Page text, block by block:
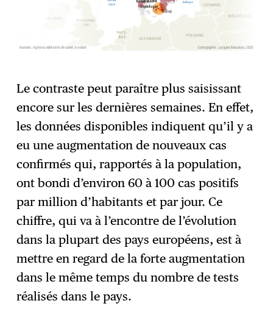
Le contraste peut paraître plus saisissant
encore sur les dernières semaines. En effet,
les données disponibles indiquent qu’il y a
eu une augmentation de nouveaux cas
confirmés qui, rapportés à la population,
ont bondi d’environ 60 à 100 cas positifs
par million d’habitants et par jour. Ce
chiffre, qui va à l’encontre de l’évolution
dans la plupart des pays européens, est à
mettre en regard de la forte augmentation
dans le même temps du nombre de tests
réalisés dans le pays.